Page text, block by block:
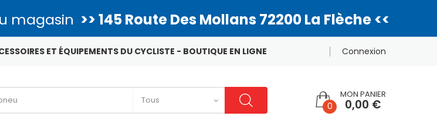
magasin >> 145 Route Des Mollans 72200 La Flèche <<
ET ÉQUIPEMENTS DU CYCLISTE - BOUTIQUE EN LIGNE Connexion
0
MON PANIER
0,00 €